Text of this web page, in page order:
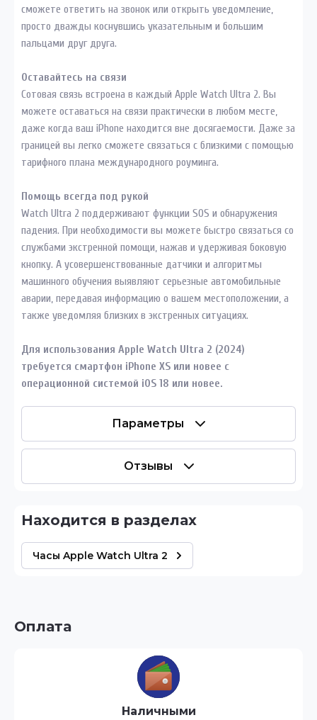
сможете ответить на звонок или открыть уведомление,
просто дважды коснувшись указательным и большим
пальцами друг друга.
Оставайтесь на связи
Сотовая связь встроена в каждый Apple Watch Ultra 2. Вы
можете оставаться на связи практически в любом месте,
даже когда ваш iPhone находится вне досягаемости. Даже за
границей вы легко сможете связаться с близкими с помощью
тарифного плана международного роуминга.
Помощь всегда под рукой
Watch Ultra 2 поддерживают функции SOS и обнаружения
падения. При необходимости вы можете быстро связаться со
службами экстренной помощи, нажав и удерживая боковую
кнопку. А усовершенствованные датчики и алгоритмы
машинного обучения выявляют серьезные автомобильные
аварии, передавая информацию о вашем местоположении, а
также уведомляя близких в экстренных ситуациях.
Для использования Apple Watch Ultra 2 (2024)
требуется смартфон iPhone XS или новее с
операционной системой iOS 18 или новее.
Параметры
Отзывы
Находится в разделах
Часы Apple Watch Ultra 2
Оплата
Наличными